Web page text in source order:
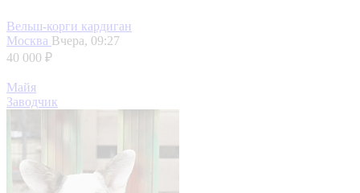
Вельш-корги кардиган
Москва Вчера, 09:27
40 000 ₽
Майя
Заводчик